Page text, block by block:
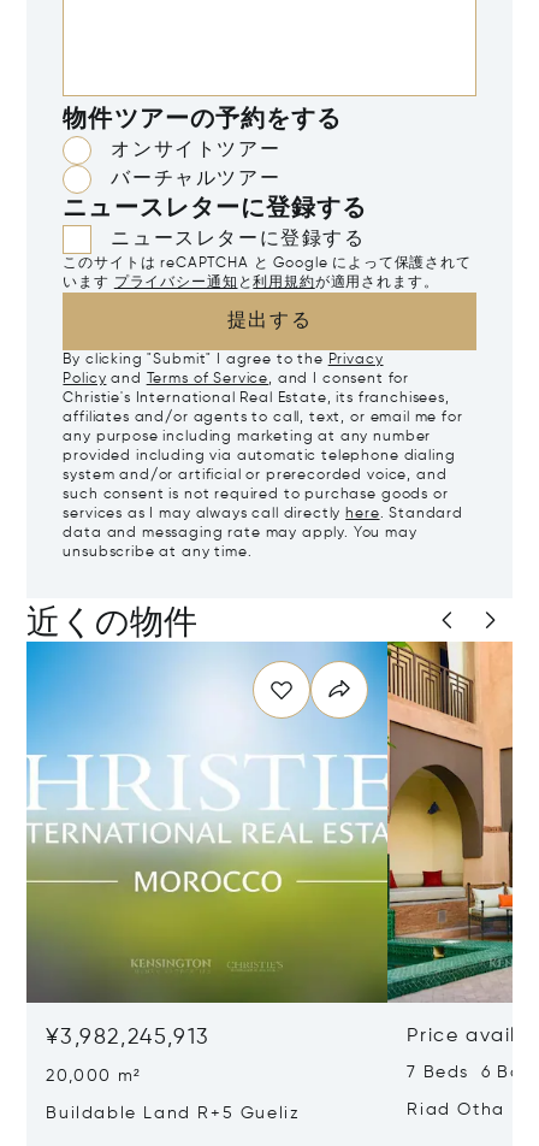
物件ツアーの予約をする
オンサイトツアー
バーチャルツアー
ニュースレターに登録する
ニュースレターに登録する
このサイトは reCAPTCHA と Google によって保護されて
います プライバシー通知 と利用規約が適用されます。
提出する
By clicking "Submit" I agree to the Privacy
Policy and Terms of Service, and I consent for
Christie's International Real Estate, its franchisees,
affiliates and/or agents to call, text, or email me for
any purpose including marketing at any number
provided including via automatic telephone dialing
system and/or artificial or prerecorded voice, and
such consent is not required to purchase goods or
services as I may always call directly here. Standard
data and messaging rate may apply. You may
unsubscribe at any time.
近くの物件
¥3,982,245,913
20,000 m²
Buildable Land R+5 Gueliz
Price
7 Beds 6
Riad Otha